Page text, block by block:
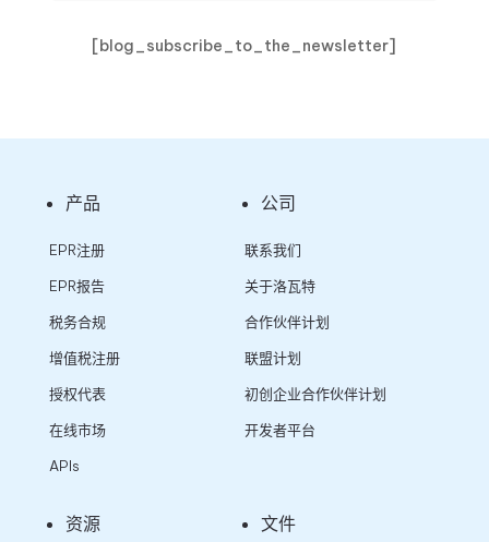
[blog_subscribe_to_the_newsletter]
产品
EPR注册
EPR报告
税务合规
增值税注册
授权代表
在线市场
APIs
公司
联系我们
关于洛瓦特
合作伙伴计划
联盟计划
初创企业合作伙伴计划
开发者平台
资源 文件